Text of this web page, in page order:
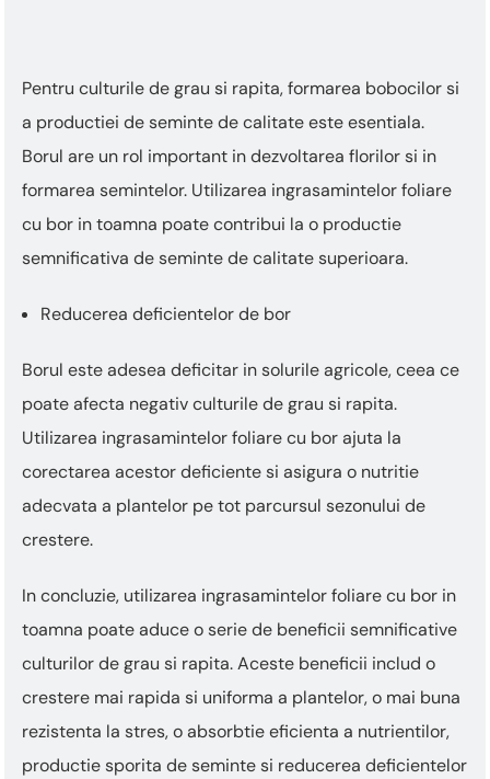
Pentru culturile de grau si rapita, formarea bobocilor si
a productiei de seminte de calitate este esentiala.
Borul are un rol important in dezvoltarea florilor si in
formarea semintelor. Utilizarea ingrasamintelor foliare
cu bor in toamna poate contribui la o productie
semnificativa de seminte de calitate superioara.
Reducerea deficientelor de bor
Borul este adesea deficitar in solurile agricole, ceea ce
poate afecta negativ culturile de grau si rapita.
Utilizarea ingrasamintelor foliare cu bor ajuta la
corectarea acestor deficiente si asigura o nutritie
adecvata a plantelor pe tot parcursul sezonului de
crestere.
In concluzie, utilizarea ingrasamintelor foliare cu bor in
toamna poate aduce o serie de beneficii semnificative
culturilor de grau si rapita. Aceste beneficii includ o
crestere mai rapida si uniforma a plantelor, o mai buna
rezistenta la stres, o absorbtie eficienta a nutrientilor,
productie sporita de seminte si reducerea deficientelor